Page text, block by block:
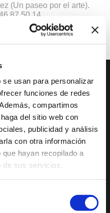
usan para personalizar
funciones de redes
compartimos
del sitio web con
publicidad y análisis
con otra información
hayan recopilado a
de sus servicios.
(Un paseo por el arte).
87 50 14.
niñ@s: 8€
Alba